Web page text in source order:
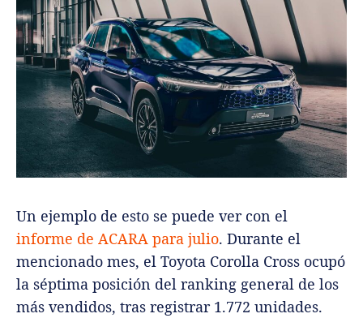
Un ejemplo de esto se puede ver con el
informe de ACARA para julio. Durante el
mencionado mes, el Toyota Corolla Cross ocupó
la séptima posición del ranking general de los
más vendidos, tras registrar 1.772 unidades.